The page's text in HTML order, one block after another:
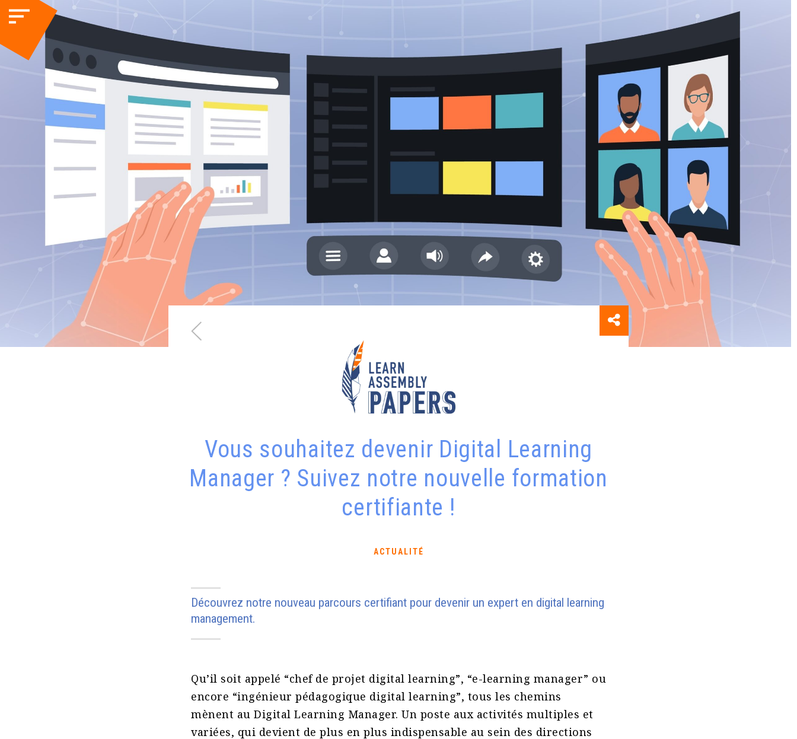
Vous souhaitez devenir Digital Learning
Manager ? Suivez notre nouvelle formation
certifiante !
ACTUALITÉ
Découvrez notre nouveau parcours certifiant pour devenir un expert en digital learning
management.
Qu’il soit appelé “chef de projet digital learning”, “e-learning manager” ou
encore “ingénieur pédagogique digital learning”, tous les chemins
mènent au Digital Learning Manager. Un poste aux activités multiples et
variées, qui devient de plus en plus indispensable au sein des directions